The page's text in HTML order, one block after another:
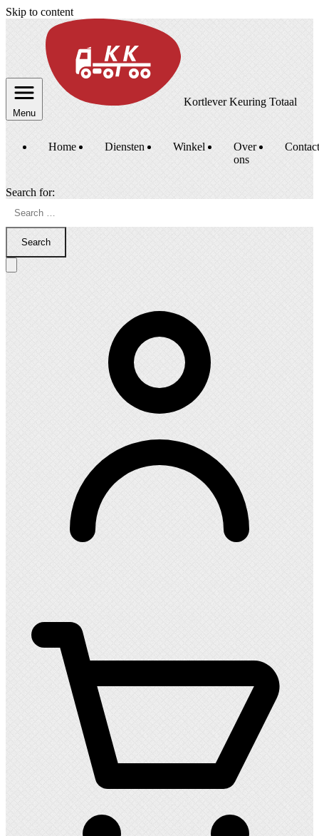
Skip to content
Menu
Kortlever Keuring Totaal
Home Diensten Winkel
Over
ons
Contact
Search for:
Search